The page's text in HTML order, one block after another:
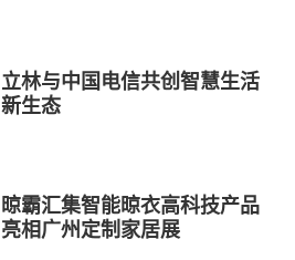
立林与中国电信共创智慧生活
新生态
晾霸汇集智能晾衣高科技产品
亮相广州定制家居展